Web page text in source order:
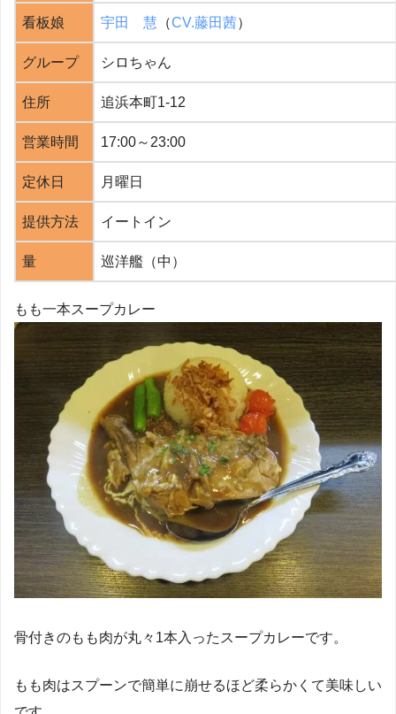
看板娘 宇田 慧 （CV.藤田茜）
グループ シロちゃん
住所 追浜本町1-12
営業時間 17:00～23:00
定休日 月曜日
提供方法 イートイン
量 巡洋艦（中）
もも一本スープカレー
骨付きのもも肉が丸々1本入ったスープカレーです。
もも肉はスプーンで簡単に崩せるほど柔らかくて美味しい